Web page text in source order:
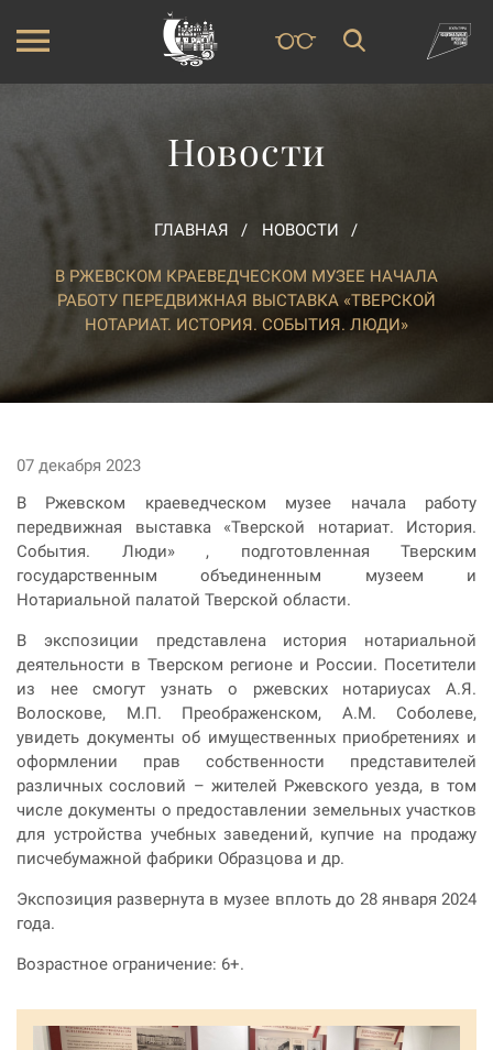
Новости
ГЛАВНАЯ НОВОСТИ
В РЖЕВСКОМ КРАЕВЕДЧЕСКОМ МУЗЕЕ НАЧАЛА
РАБОТУ ПЕРЕДВИЖНАЯ ВЫСТАВКА «ТВЕРСКОЙ
НОТАРИАТ. ИСТОРИЯ. СОБЫТИЯ. ЛЮДИ»
07 декабря 2023
В Ржевском краеведческом музее начала работу
передвижная выставка «Тверской нотариат. История.
События. Люди» , подготовленная Тверским
государственным объединенным музеем и
Нотариальной палатой Тверской области.
В экспозиции представлена история нотариальной
деятельности в Тверском регионе и России. Посетители
из нее смогут узнать о ржевских нотариусах А.Я.
Волоскове, М.П. Преображенском, А.М. Соболеве,
увидеть документы об имущественных приобретениях и
оформлении прав собственности представителей
различных сословий – жителей Ржевского уезда, в том
числе документы о предоставлении земельных участков
для устройства учебных заведений, купчие на продажу
писчебумажной фабрики Образцова и др.
Экспозиция развернута в музее вплоть до 28 января 2024
года.
Возрастное ограничение: 6+.